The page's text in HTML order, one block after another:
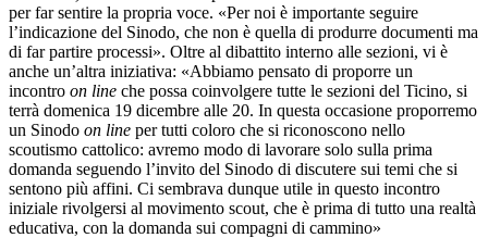
per far sentire la propria voce. «Per noi è importante seguire
l’indicazione del Sinodo, che non è quella di produrre documenti ma
di far partire processi». Oltre al dibattito interno alle sezioni, vi è
anche un’altra iniziativa: «Abbiamo pensato di proporre un
incontro on line che possa coinvolgere tutte le sezioni del Ticino, si
terrà domenica 19 dicembre alle 20. In questa occasione proporremo
un Sinodo on line per tutti coloro che si riconoscono nello
scoutismo cattolico: avremo modo di lavorare solo sulla prima
domanda seguendo l’invito del Sinodo di discutere sui temi che si
sentono più affini. Ci sembrava dunque utile in questo incontro
iniziale rivolgersi al movimento scout, che è prima di tutto una realtà
educativa, con la domanda sui compagni di cammino»